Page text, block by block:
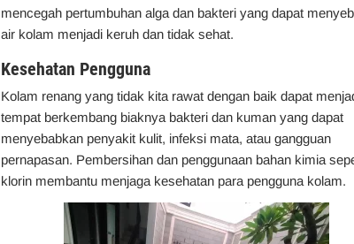
mencegah pertumbuhan alga dan bakteri yang dapat
air kolam menjadi keruh dan tidak sehat.
Kesehatan Pengguna
Kolam renang yang tidak kita rawat dengan baik dapat
tempat berkembang biaknya bakteri dan kuman yang dapat
menyebabkan penyakit kulit, infeksi mata, atau gangguan
pernapasan. Pembersihan dan penggunaan bahan kimia
klorin membantu menjaga kesehatan para pengguna kolam.